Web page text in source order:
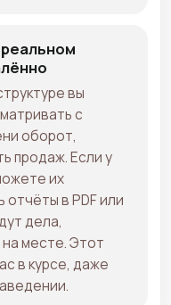
вы
с
оборот,
продаж. Если у
их
отчёты в PDF или
дела,
месте. Этот
в курсе, даже